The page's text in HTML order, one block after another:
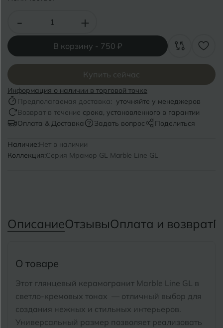
- +
В корзину - 750 ₽
Купить сейчас
Информация о наличии в торговой точке
Предполагаемая доставка: уточняйте у менеджеров
Возврат в течение срока, установленного в гарантии
Оплата & Доставка
Задать вопрос Поделиться
Наличие:Нет в наличии
Коллекция:Серия Мрамор GL Marble Line GL
ОписаниеОтзывыОплата и возврат
О товаре
Этот глянцевый керамогранит Marble Line GL в
светло-кремовых тонах — отличный выбор для
создания нежных и стильных интерьеров.
Универсальный размер позволяет реализовать
Волгодонск
Воронеж
Воткинск
Г Геленджик
Е
Ижевск
Симферополь
Славянск-на-Кубани
Смоленск
Сыктывкар
Тольятти
Томск